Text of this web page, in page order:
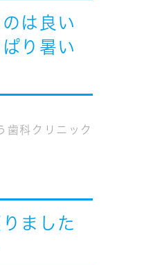
は良い
り暑い
歯科クリニック
ました